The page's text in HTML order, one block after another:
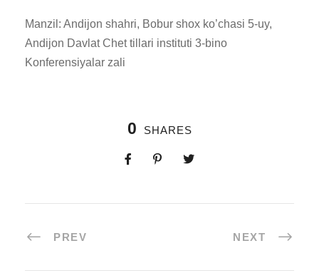
Manzil: Andijon shahri, Bobur shox ko’chasi 5-uy,
Andijon Davlat Chet tillari instituti 3-bino
Konferensiyalar zali
0 SHARES
PREV NEXT